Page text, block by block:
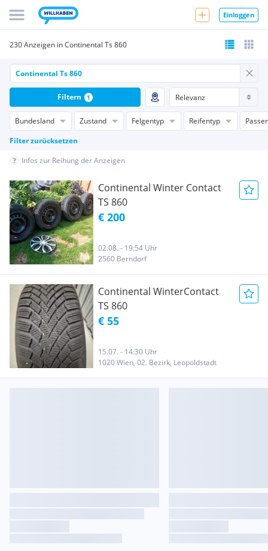
Einloggen
230 Anzeigen in Continental Ts 860
Bundesland Zustand Felgentyp Reifentyp
Filter zurücksetzen
Filtern 1
Infos zur Reihung der Anzeigen
Continental Winter Contact
TS 860
€ 200
02.08. - 19:54 Uhr
2560 Berndorf
Continental WinterContact
TS 860
€ 55
15.07. - 14:30 Uhr
1020 Wien, 02. Bezirk, Leopoldstadt